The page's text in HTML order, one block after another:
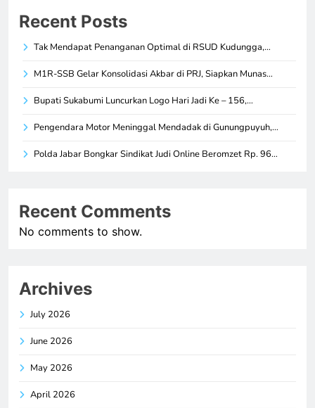
Recent Posts
Tak Mendapat Penanganan Optimal di RSUD Kudungga,…
M1R-SSB Gelar Konsolidasi Akbar di PRJ, Siapkan Munas…
Bupati Sukabumi Luncurkan Logo Hari Jadi Ke – 156,…
Pengendara Motor Meninggal Mendadak di Gunungpuyuh,…
Polda Jabar Bongkar Sindikat Judi Online Beromzet Rp. 96…
Recent Comments
No comments to show.
Archives
July 2026
June 2026
May 2026
April 2026